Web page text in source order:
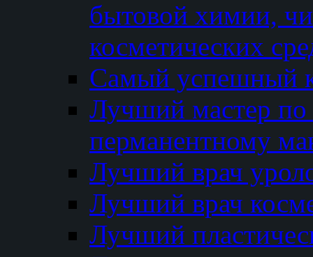
бытовой химии,
косметических
Самый успешный
Лучший мастер по
перманентному
Лучший врач
Лучший врач
Лучший